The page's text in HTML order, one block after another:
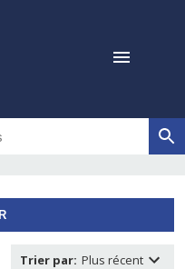
Trier par: Plus récent